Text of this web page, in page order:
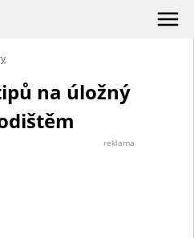
na úložný
reklama